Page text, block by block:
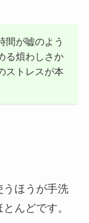
間が嘘のよう
る煩わしさか
ストレスが本
うほうが手洗
んどです。